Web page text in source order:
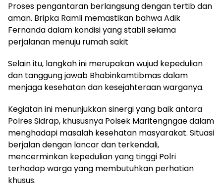
Proses pengantaran berlangsung dengan tertib dan
aman. Bripka Ramli memastikan bahwa Adik
Fernanda dalam kondisi yang stabil selama
perjalanan menuju rumah sakit
Selain itu, langkah ini merupakan wujud kepedulian
dan tanggung jawab Bhabinkamtibmas dalam
menjaga kesehatan dan kesejahteraan warganya.
Kegiatan ini menunjukkan sinergi yang baik antara
Polres Sidrap, khususnya Polsek Maritengngae dalam
menghadapi masalah kesehatan masyarakat. Situasi
berjalan dengan lancar dan terkendali,
mencerminkan kepedulian yang tinggi Polri
terhadap warga yang membutuhkan perhatian
khusus.